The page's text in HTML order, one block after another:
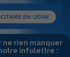
ne rien manquer
infolettre :